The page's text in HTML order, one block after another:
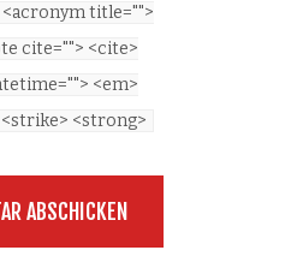
title="">
cite=""> <cite>
<em>
<strike> <strong>